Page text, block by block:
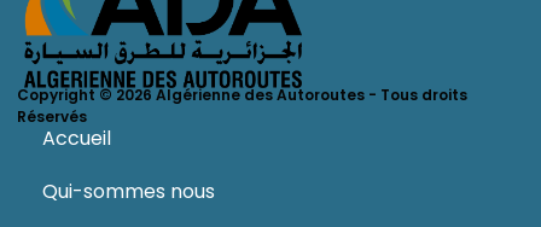
Copyright © 2026 Algérienne des Autoroutes - Tous droits
Réservés
Accueil
Qui-sommes nous